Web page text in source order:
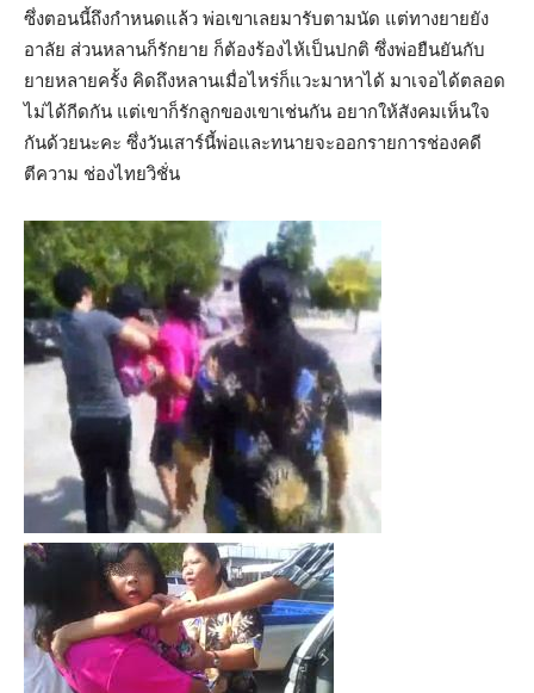
ซึ่งตอนนี้ถึงกำหนดแล้ว พ่อเขาเลยมารับตามนัด แต่ทางยายยัง
อาลัย ส่วนหลานก็รักยาย ก็ต้องร้องไห้เป็นปกติ ซึ่งพ่อยืนยันกับ
ยายหลายครั้ง คิดถึงหลานเมื่อไหร่ก็แวะมาหาได้ มาเจอได้ตลอด
ไม่ได้กีดกัน แต่เขาก็รักลูกของเขาเช่นกัน อยากให้สังคมเห็นใจ
กันด้วยนะคะ ซึ่งวันเสาร์นี้พ่อและทนายจะออกรายการช่องคดี
ตีความ ช่องไทยวิชั่น